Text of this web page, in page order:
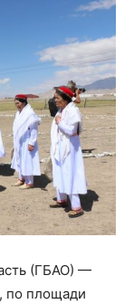
(ГБАО) —
по площади